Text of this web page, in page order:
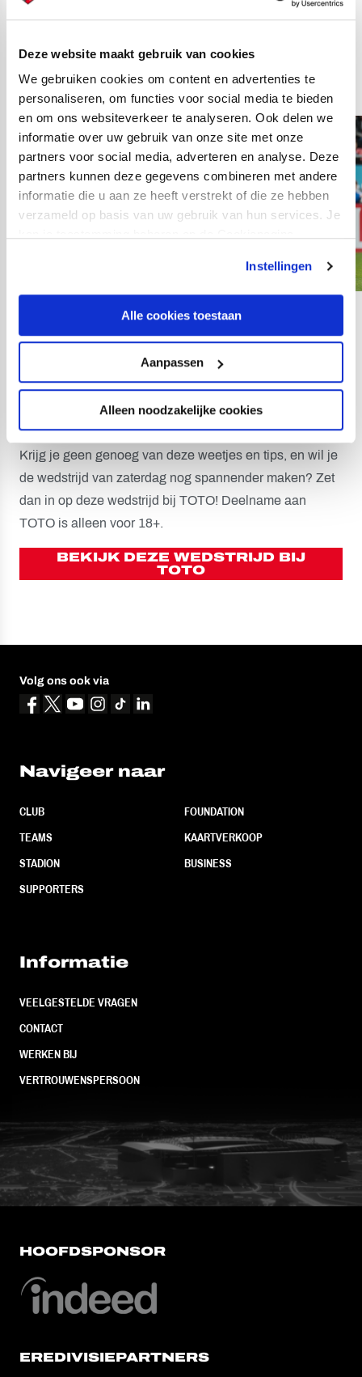
Deze website maakt gebruik van cookies
We gebruiken cookies om content en advertenties te
personaliseren, om functies voor social media te bieden
en om ons websiteverkeer te analyseren. Ook delen we
informatie over uw gebruik van onze site met onze
partners voor social media, adverteren en analyse. Deze
partners kunnen deze gegevens combineren met andere
informatie die u aan ze heeft verstrekt of die ze hebben
verzameld op basis van uw gebruik van hun services. Je
Instellingen
Alle cookies toestaan
Aanpassen
Alleen noodzakelijke cookies
thuiszege van
FC Utrecht op SC
Cambuur:
MAAK DE WEDSTRIJD
NOG SPANNENDER
Krijg je geen genoeg van deze weetjes en tips, en wil je
de wedstrijd van zaterdag nog spannender maken? Zet
dan in op deze wedstrijd bij TOTO! Deelname aan
TOTO is alleen voor 18+.
BEKIJK DEZE WEDSTRIJD BIJ
TOTO
Volg ons ook via
Navigeer naar
CLUB
TEAMS
STADION
SUPPORTERS
FOUNDATION
KAARTVERKOOP
BUSINESS
Informatie
VEELGESTELDE VRAGEN
CONTACT
WERKEN BIJ
VERTROUWENSPERSOON
FC Utrecht<br>vanuit<br>het
HOOFDSPONSOR
EREDIVISIEPARTNERS